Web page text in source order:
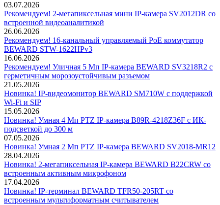
03.07.2026
Рекомендуем! 2-мегапиксельная мини IP-камера SV2012DR со
встроенной видеоаналитикой
26.06.2026
Рекомендуем! 16-канальный управляемый PoE коммутатор
BEWARD STW-1622HPv3
16.06.2026
Рекомендуем! Уличная 5 Мп IP-камера BEWARD SV3218R2 с
герметичным морозоустойчивым разъемом
21.05.2026
Новинка! IP-видеомонитор BEWARD SM710W с поддержкой
Wi-Fi и SIP
15.05.2026
Новинка! Умная 4 Мп PTZ IP-камера B89R-4218Z36F с ИК-
подсветкой до 300 м
07.05.2026
Новинка! Умная 2 Мп PTZ IP-камера BEWARD SV2018-MR12
28.04.2026
Новинка! 2-мегапиксельная IP-камера BEWARD B22CRW со
встроенным активным микрофоном
17.04.2026
Новинка! IP-терминал BEWARD TFR50-205RT со
встроенным мультиформатным считывателем